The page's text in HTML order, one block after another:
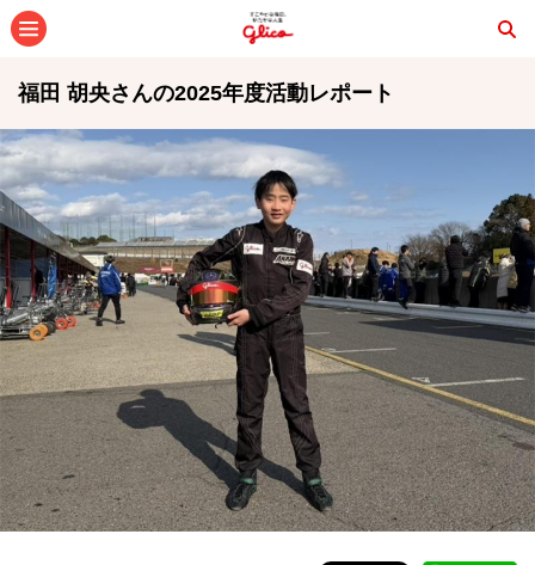
福田 胡央さんの2025年度活動レポート